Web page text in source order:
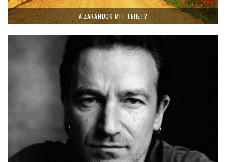
A ZARÁNDOK MIT TEHET?